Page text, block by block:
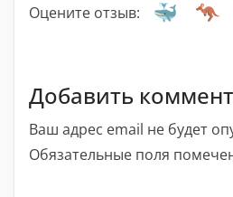
Оцените отзыв:
Добавить
Ваш адрес email не будет
Обязательные поля